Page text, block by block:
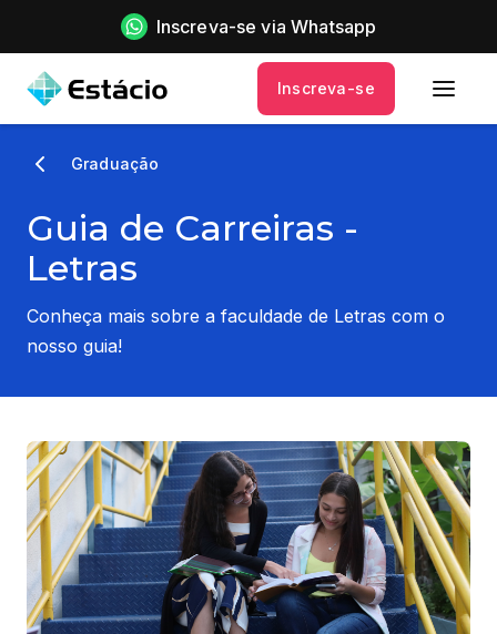
Inscreva-se via Whatsapp
Inscreva-se
Graduação
Guia de Carreiras -
Letras
Conheça mais sobre a faculdade de Letras com o
nosso guia!